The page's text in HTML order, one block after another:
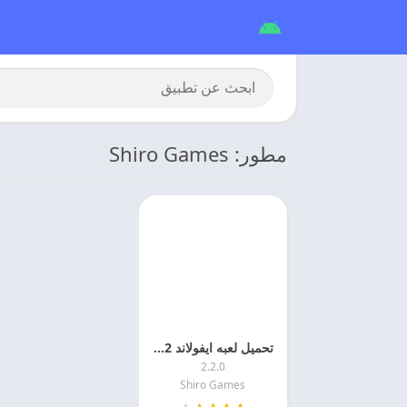
مطور: Shiro Games
تحميل لعبه ايفولاند EvoLand 2 مهكره للاندرويد
2.2.0
Shiro Games